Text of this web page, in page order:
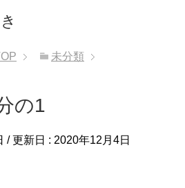
未分類
の1
/ 更新日 : 2020年12月4日